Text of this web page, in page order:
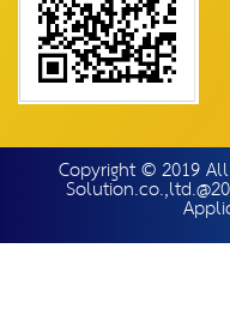
Copyright © 2019 All